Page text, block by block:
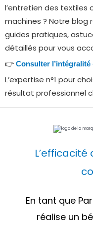
l’entretien des textiles
machines ? Notre blog
guides pratiques,
détaillés pour vous
👉 Consulter
L’expertise n°1 pour
résultat professionnel
En tant que
réalise un